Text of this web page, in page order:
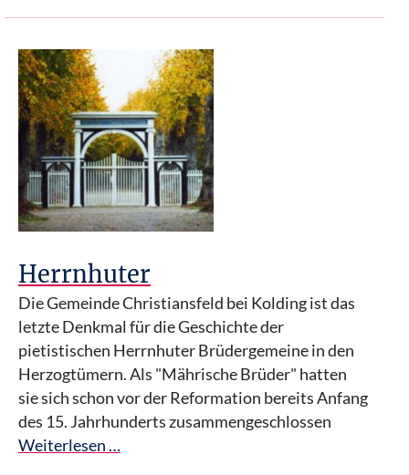
Herrnhuter
Die Gemeinde Christiansfeld bei Kolding ist das
letzte Denkmal für die Geschichte der
pietistischen Herrnhuter Brüdergemeine in den
Herzogtümern. Als "Mährische Brüder" hatten
sie sich schon vor der Reformation bereits Anfang
des 15. Jahrhunderts zusammengeschlossen
Weiterlesen …